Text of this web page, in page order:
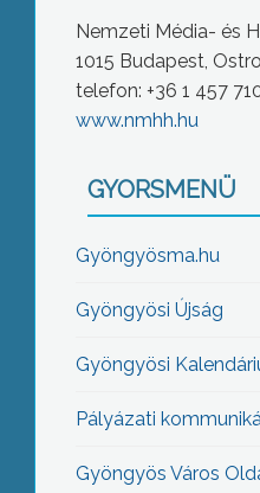
Nemzeti Média- és
1015 Budapest,
telefon: +36 1 457
www.nmhh.hu
GYORSMENÜ
Gyöngyösma.hu
Gyöngyösi Újság
Gyöngyösi
Pályázati
Gyöngyös Város